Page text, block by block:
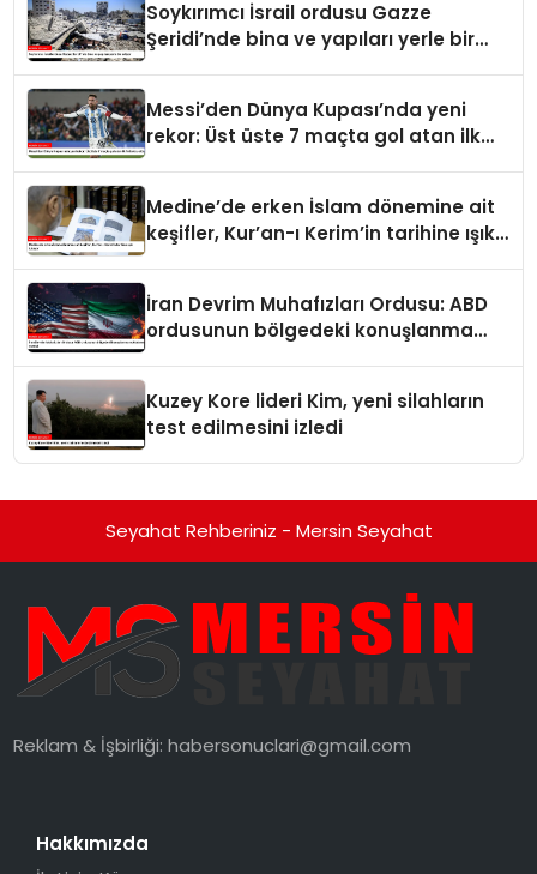
Soykırımcı İsrail ordusu Gazze
Şeridi’nde bina ve yapıları yerle bir
Messi’den Dünya Kupası’nda yeni
rekor: Üst üste 7 maçta gol atan ilk
Medine’de erken İslam dönemine ait
keşifler, Kur’an-ı Kerim’in tarihine ışık
İran Devrim Muhafızları Ordusu: ABD
ordusunun bölgedeki konuşlanma
Kuzey Kore lideri Kim, yeni silahların
test edilmesini izledi
Seyahat Rehberiniz - Mersin Seyahat
Reklam & İşbirliği:habersonuclari@gmail.com
Hakkımızda